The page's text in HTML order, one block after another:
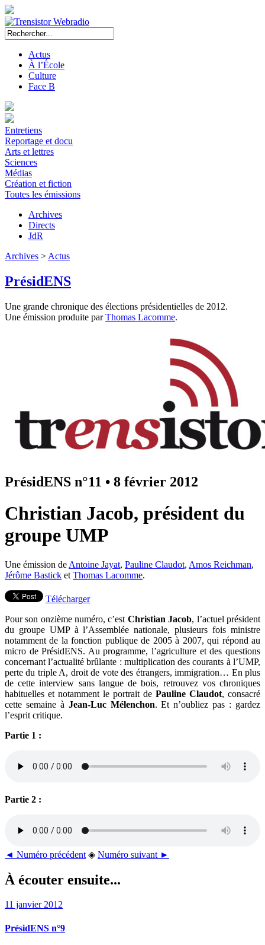
Actus
À l’École
Culture
Face B
Entretiens
Reportage et docu
Arts et lettres
Sciences
Médias
Création et fiction
Toutes les émissions
Archives
Directs
JdR
Archives > Actus
PrésidENS
Une grande chronique des élections présidentielles de 2012.
Une émission produite parThomas Lacomme.
PrésidENS n°11 • 8 février 2012
Christian Jacob, président du
groupe UMP
Une émission de Antoine Jayat, Pauline Claudot, Amos Reichman,
Jérôme Bastick et Thomas Lacomme.
Télécharger
Pour son onzième numéro, c’est Christian Jacob, l’actuel président
du groupe UMP à l’Assemblée nationale, plusieurs fois ministre
notamment de la fonction publique de 2005 à 2007, qui répond au
micro de PrésidENS. Au programme, l’agriculture et des questions
concernant l’actualité brûlante : multiplication des courants à l’UMP,
perte du triple A, droit de vote des étrangers, immigration… En plus
de cette interview sans langue de bois, retrouvez vos chroniques
habituelles et notamment le portrait de Pauline Claudot, consacré
cette semaine à Jean-Luc Mélenchon. Et n’oubliez pas : gardez
l’esprit critique.
Partie 1 :
Partie 2 :
◄ Numéro précédent ◈ Numéro suivant ►
À écouter ensuite...
11 janvier 2012
PrésidENS n°9